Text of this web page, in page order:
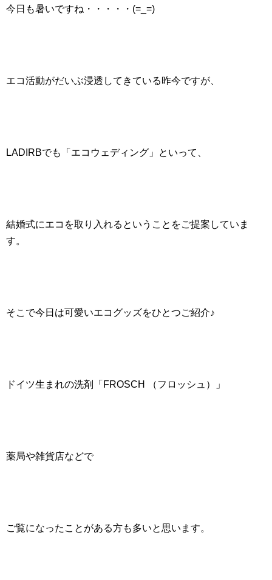
今日も暑いですね・・・・・(=_=)
エコ活動がだいぶ浸透してきている昨今ですが、
LADIRBでも「 エコウェディング 」といって、
結婚式にエコを取り入れるということをご提案していま
す。
そこで今日は可愛いエコグッズをひとつご紹介♪
ドイツ生まれの洗剤「FROSCH （フロッシュ）」
薬局や雑貨店などで
ご覧になったことがある方も多いと思います。